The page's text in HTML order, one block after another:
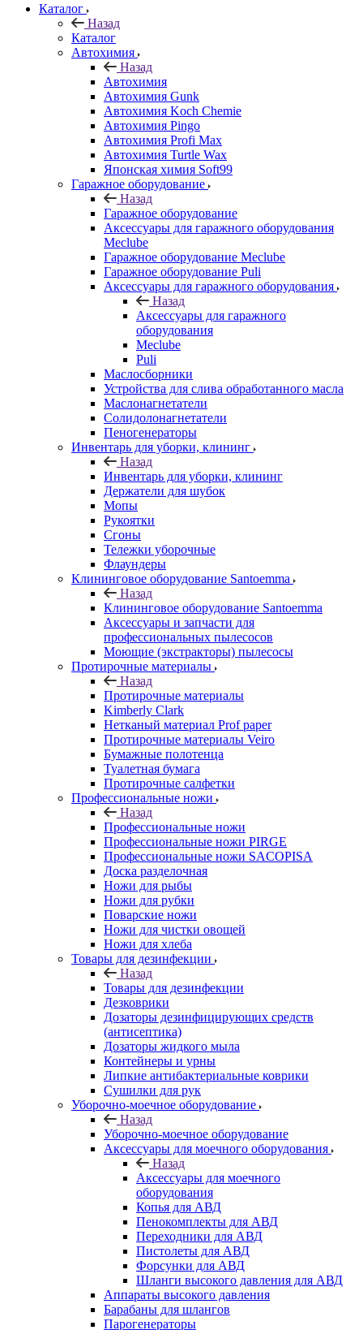
Каталог
Назад
Каталог
Автохимия
Назад
Автохимия
Автохимия Gunk
Автохимия Koch Chemie
Автохимия Pingo
Автохимия Profi Max
Автохимия Turtle Wax
Японская химия Soft99
Гаражное оборудование
Назад
Гаражное оборудование
Аксессуары для гаражного оборудования
Meclube
Гаражное оборудование Meclube
Гаражное оборудование Puli
Аксессуары для гаражного оборудования
Назад
Аксессуары для гаражного
оборудования
Meclube
Puli
Маслосборники
Устройства для слива обработанного масла
Маслонагнетатели
Солидолонагнетатели
Пеногенераторы
Инвентарь для уборки, клининг
Назад
Инвентарь для уборки, клининг
Держатели для шубок
Мопы
Рукоятки
Сгоны
Тележки уборочные
Флаундеры
Клининговое оборудование Santoemma
Назад
Клининговое оборудование Santoemma
Аксессуары и запчасти для
профессиональных пылесосов
Моющие (экстракторы) пылесосы
Протирочные материалы
Назад
Протирочные материалы
Kimberly Clark
Нетканый материал Prof paper
Протирочные материалы Veiro
Бумажные полотенца
Туалетная бумага
Протирочные салфетки
Профессиональные ножи
Назад
Профессиональные ножи
Профессиональные ножи PIRGE
Профессиональные ножи SACOPISA
Доска разделочная
Ножи для рыбы
Ножи для рубки
Поварские ножи
Ножи для чистки овощей
Ножи для хлеба
Товары для дезинфекции
Назад
Товары для дезинфекции
Дезковрики
Дозаторы дезинфицирующих средств
(антисептика)
Дозаторы жидкого мыла
Контейнеры и урны
Липкие антибактериальные коврики
Сушилки для рук
Уборочно-моечное оборудование
Назад
Уборочно-моечное оборудование
Аксессуары для моечного оборудования
Назад
Аксессуары для моечного
оборудования
Копья для АВД
Пенокомплекты для АВД
Переходники для АВД
Пистолеты для АВД
Форсунки для АВД
Шланги высокого давления для АВД
Аппараты высокого давления
Барабаны для шлангов
Парогенераторы